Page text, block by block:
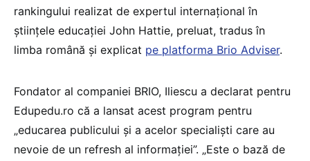
rankingului realizat de expertul internațional în
științele educației John Hattie, preluat, tradus în
limba română și explicat pe platforma Brio Adviser.
Fondator al companiei BRIO, Iliescu a declarat pentru
Edupedu.ro că a lansat acest program pentru
„educarea publicului și a acelor specialiști care au
nevoie de un refresh al informației”. „Este o bază de